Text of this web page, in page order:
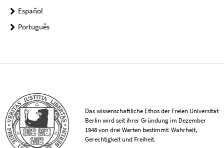
Español
Português
Das wissenschaftliche Ethos der Freien Universität
Berlin wird seit ihrer Gründung im Dezember
1948 von drei Werten bestimmt: Wahrheit,
Gerechtigkeit und Freiheit.